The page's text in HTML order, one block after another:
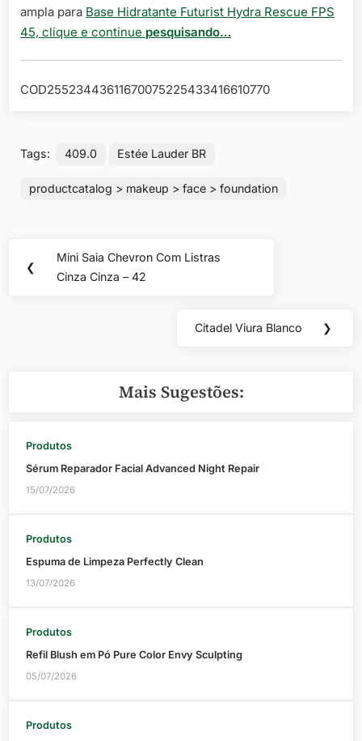
ampla para Base Hidratante Futurist Hydra Rescue FPS
45, clique e continue pesquisando…
COD25523443611670075225433416610770
Tags: 409.0 Estée Lauder BR
productcatalog > makeup > face > foundation
Navegação
de
❮
Previous
Post:
Mini Saia Chevron Com Listras
Cinza Cinza – 42
Next
Citadel Viura Blanco ❯
Mais Sugestões:
Produtos
Sérum Reparador Facial Advanced Night Repair
15/07/2026
Produtos
Espuma de Limpeza Perfectly Clean
13/07/2026
Produtos
Refil Blush em Pó Pure Color Envy Sculpting
05/07/2026
Produtos